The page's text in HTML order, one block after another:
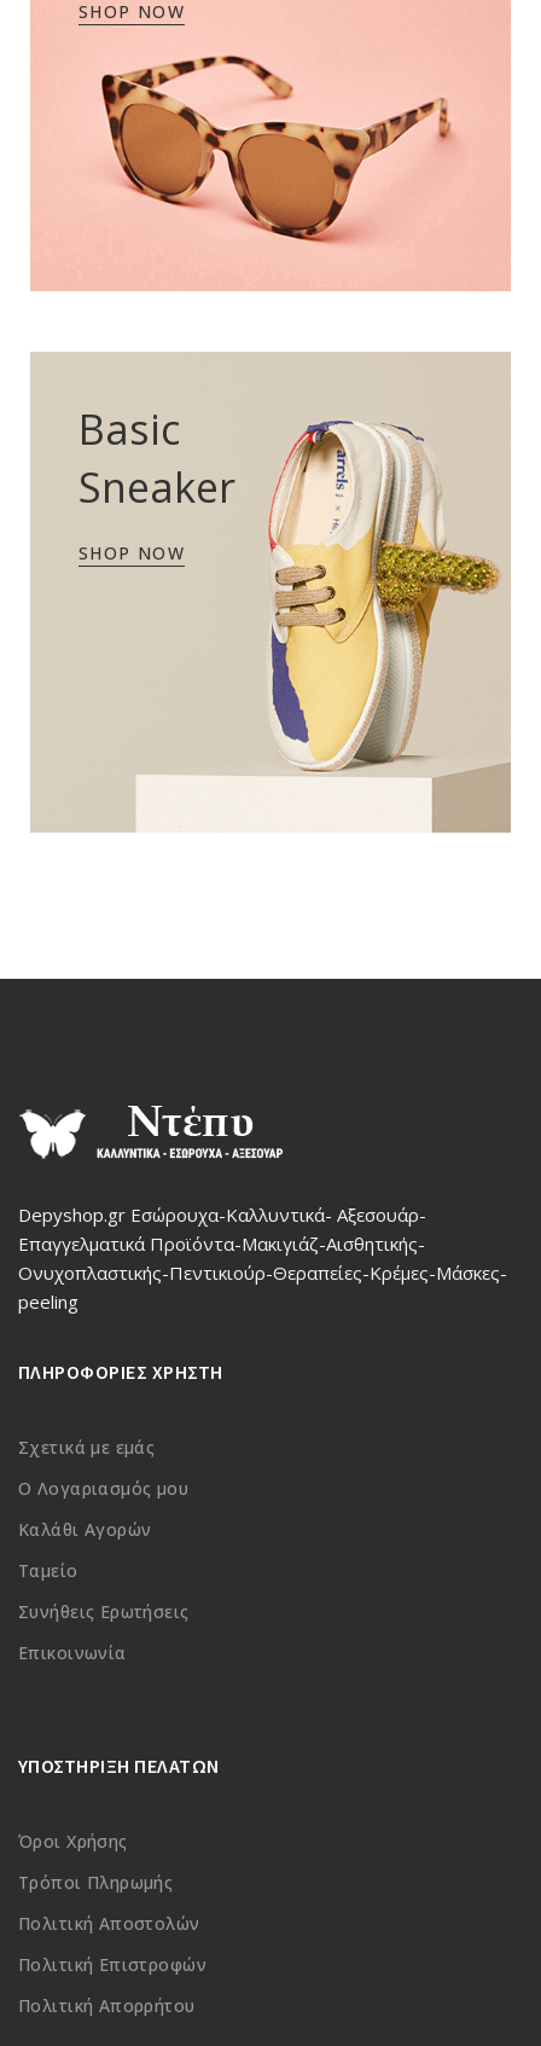
SHOP NOW
Basic
Sneaker
SHOP NOW
Depyshop.gr Εσώρουχα-Καλλυντικά- Αξεσουάρ-
Επαγγελματικά Προϊόντα-Μακιγιάζ-Αισθητικής-
Ονυχοπλαστικής-Πεντικιούρ-Θεραπείες-Κρέμες-Μάσκες-
peeling
ΠΛΗΡΟΦΟΡΙΕΣ ΧΡΗΣΤΗ
Σχετικά με εμάς
Ο Λογαριασμός μου
Καλάθι Αγορών
Ταμείο
Συνήθεις Ερωτήσεις
Επικοινωνία
ΥΠΟΣΤΗΡΙΞΗ ΠΕΛΑΤΩΝ
Όροι Χρήσης
Τρόποι Πληρωμής
Πολιτική Αποστολών
Πολιτική Επιστροφών
Πολιτική Απορρήτου